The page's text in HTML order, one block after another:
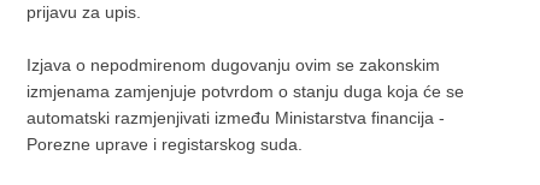
prijavu za upis.
Izjava o nepodmirenom dugovanju ovim se zakonskim
izmjenama zamjenjuje potvrdom o stanju duga koja će se
automatski razmjenjivati između Ministarstva financija -
Porezne uprave i registarskog suda.